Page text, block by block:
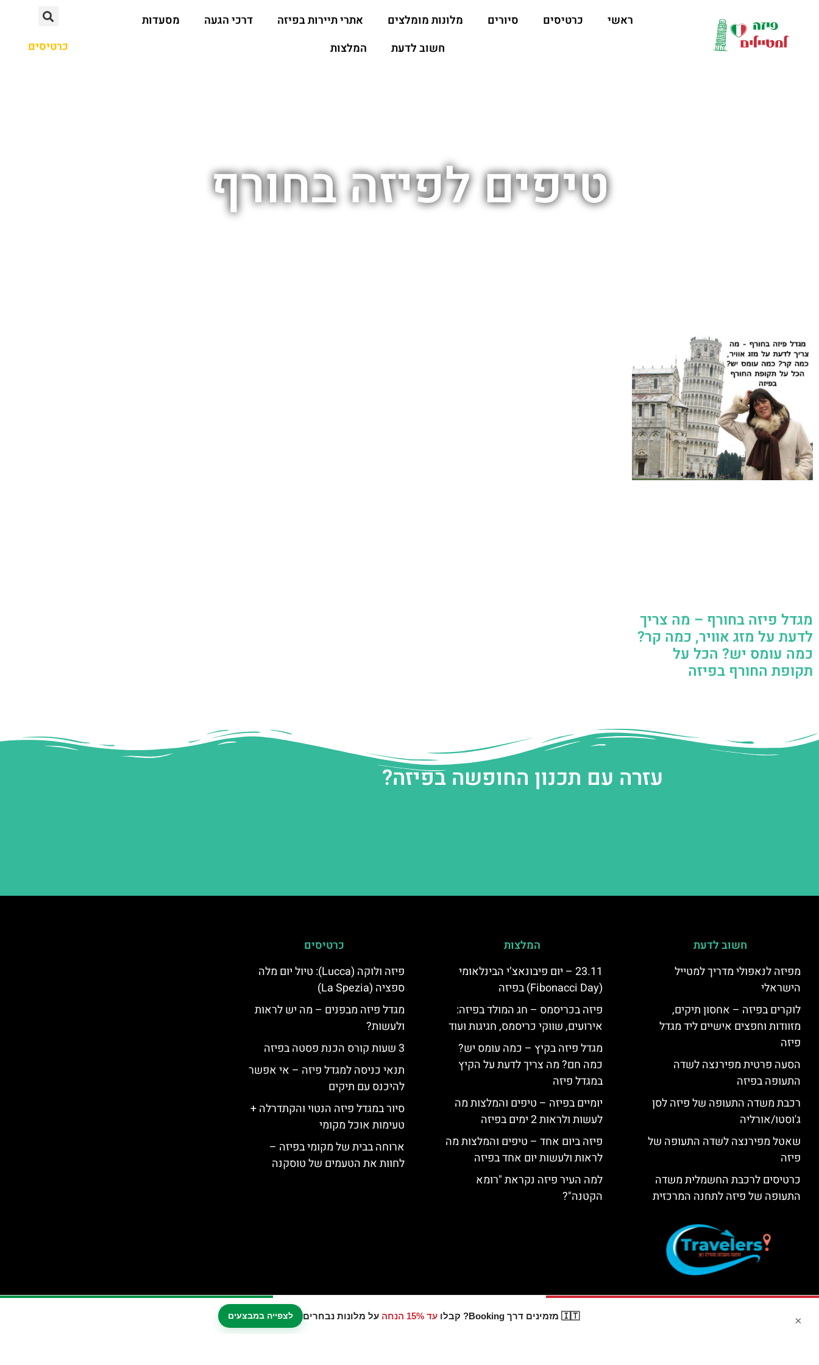
🇮🇹 מזמינים דרך Booking? קבלו עד 15% הנחה על מלונות נבחרים לצפייה במבצעים ×
ראשי כרטיסים סיורים מלונות מומלצים אתרי תיירות בפיזה דרכי הגעה
מסעדות
חשוב לדעת
המלצות כרטיסים
טיפים לפיזה בחורף
מגדל פיזה בחורף – מה צריך
לדעת על מזג אוויר, כמה קר?
כמה עומס יש? הכל על
תקופת החורף בפיזה
עזרה עם תכנון החופשה בפיזה?
חשוב לדעת
מפיזה לנאפולי מדריך למטייל
הישראלי
לוקרים בפיזה – אחסון תיקים,
מזוודות וחפצים אישיים ליד מגדל
פיזה
הסעה פרטית מפירנצה לשדה
התעופה בפיזה
רכבת משדה התעופה של פיזה לסן
ג'וסטו/אורליה
שאטל מפירנצה לשדה התעופה של
פיזה
כרטיסים לרכבת החשמלית משדה
התעופה של פיזה לתחנה המרכזית
המלצות
23.11 – יום פיבונאצ’י הבינלאומי
(Fibonacci Day) בפיזה
פיזה בכריסמס – חג המולד בפיזה:
אירועים, שווקי כריסמס, חגיגות ועוד
מגדל פיזה בקיץ – כמה עומס יש?
כמה חם? מה צריך לדעת על הקיץ
במגדל פיזה
יומיים בפיזה – טיפים והמלצות מה
לעשות ולראות 2 ימים בפיזה
פיזה ביום אחד – טיפים והמלצות מה
לראות ולעשות יום אחד בפיזה
למה העיר פיזה נקראת "רומא
הקטנה"?
כרטיסים
פיזה ולוקה (Lucca): טיול יום מלה
ספציה (La Spezia)
מגדל פיזה מבפנים – מה יש לראות
ולעשות?
3 שעות קורס הכנת פסטה בפיזה
תנאי כניסה למגדל פיזה – אי אפשר
להיכנס עם תיקים
סיור במגדל פיזה הנטוי והקתדרלה +
טעימות אוכל מקומי
ארוחה בבית של מקומי בפיזה –
לחוות את הטעמים של טוסקנה